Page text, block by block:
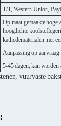
T/T, Western Union,
Op maat gemaakte
hoogdichte
kathodematerialen met
Aanpassing op aanvraag
5-45 dagen, kan worden
vuurvaste